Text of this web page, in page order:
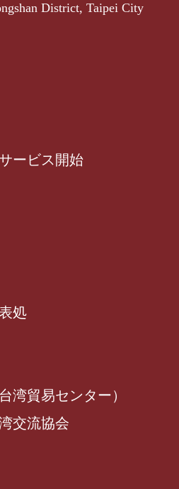
District, Taipei City
ービス開始
処
湾貿易センター）
交流協会